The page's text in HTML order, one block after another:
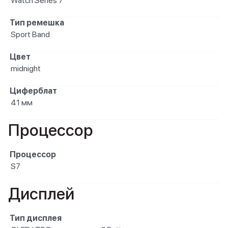
Тип ремешка
Sport Band
Цвет
midnight
Циферблат
41 мм
Процессор
Процессор
S7
Дисплей
Тип дисплея